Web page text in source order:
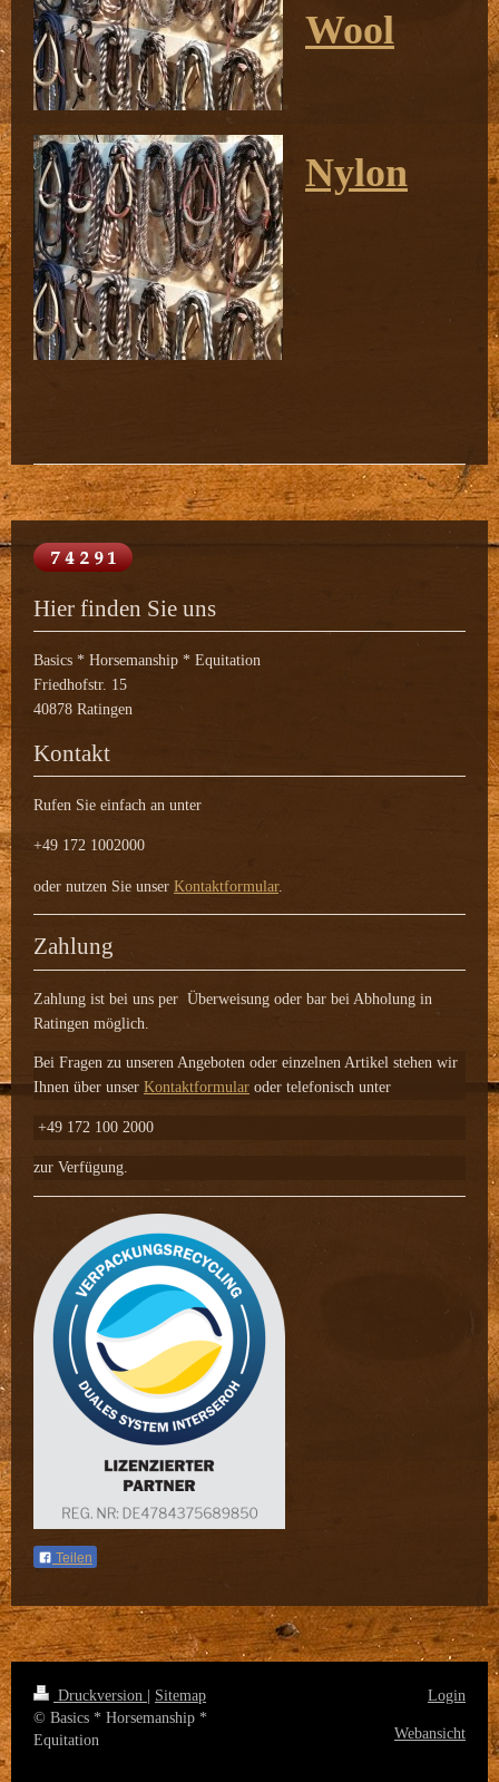
Wool
Nylon
Hier finden Sie uns
Basics * Horsemanship * Equitation
Friedhofstr. 15
40878 Ratingen
Kontakt
Rufen Sie einfach an unter
+49 172 1002000
oder nutzen Sie unser Kontaktformular.
Zahlung
Zahlung ist bei uns per Überweisung oder bar bei Abholung in
Ratingen möglich.
Bei Fragen zu unseren Angeboten oder einzelnen Artikel stehen wir
Ihnen über unser Kontaktformular oder telefonisch unter
+49 172 100 2000
zur Verfügung.
Teilen
Druckversion | Sitemap
© Basics * Horsemanship *
Equitation
Login
Webansicht